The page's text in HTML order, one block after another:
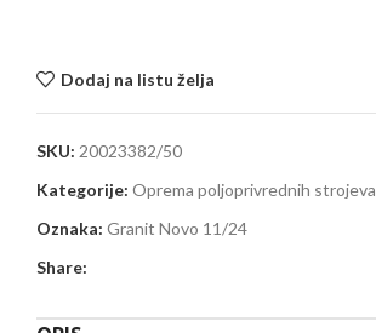
Dodaj na listu želja
SKU: 20023382/50
Kategorije: Oprema poljoprivrednih strojeva
Oznaka: Granit Novo 11/24
Share: